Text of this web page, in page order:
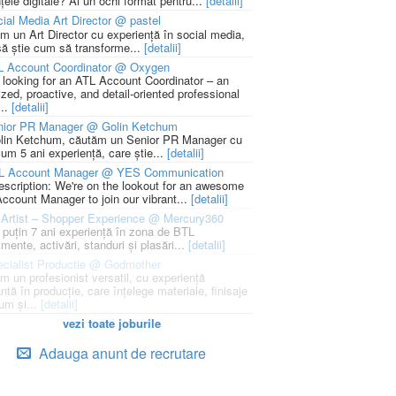
It Back, Pepsi! Nostalgia anilor 2000 devine o
nu mai concurează prin experiențe. Concurează
to Human. Cum construiește George Brand Love
Media Art Director @ pastel
un Art Director cu experiență în social media,
știe cum să transforme... [detalii]
Account Coordinator @ Oxygen
looking for an ATL Account Coordinator – an
proactive, and detail-oriented professional
[detalii]
PR Manager @ Golin Ketchum
Ketchum, căutăm un Senior PR Manager cu
5 ani experiență, care știe... [detalii]
Account Manager @ YES Communication
We're on the lookout for an awesome
Manager to join our vibrant... [detalii]
– Shopper Experience @ Mercury360
7 ani experiență în zona de BTL
activări, standuri și plasări... [detalii]
Productie @ Godmother
un profesionist versatil, cu experiență
în producție, care înțelege materiale, finisaje
și... [detalii]
vezi toate joburile
Adauga anunt de recrutare